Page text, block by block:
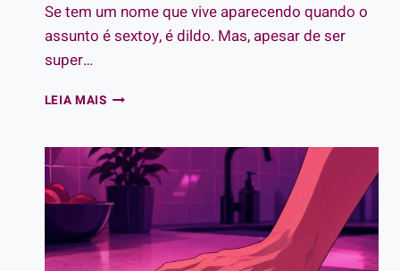
Se tem um nome que vive aparecendo quando o
assunto é sextoy, é dildo. Mas, apesar de ser
super…
LEIA MAISDILDO:
É,
ORIGEM,
HISTÓRIA
E
PRINCIPAIS
TIPOS